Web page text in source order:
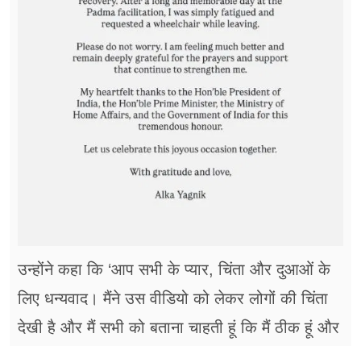
उन्होंने कहा कि ‘आप सभी के प्यार, चिंता और दुआओं के
लिए धन्यवाद। मैंने उस वीडियो को लेकर लोगों की चिंता
देखी है और मैं सभी को बताना चाहती हूं कि मैं ठीक हूं और